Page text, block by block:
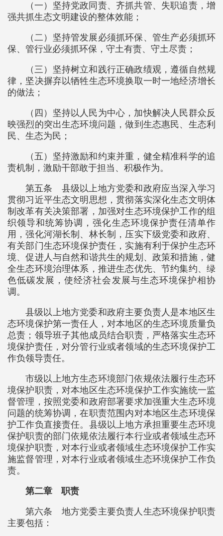
（一）坚持党政同责、齐抓共管、失职追责，增
强共抓生态文明建设的整体效能；
（二）坚持管发展必须抓环保、管生产必须抓环
保、管行业必须抓环保，守土有责、守土尽责；
（三）坚持树立和践行正确政绩观，遵循自然规
律，坚决摒弃以牺牲生态环境换取一时一地经济增长
的做法；
（四）坚持以人民为中心，加快解决人民群众反
映强烈的突出生态环境问题，做到生态惠民、生态利
民、生态为民；
（五）坚持激励和约束并重，健全精准科学的追
责机制，激励干部敢于担当、积极作为。
第五条 县级以上地方党委和政府应当深入学习
贯彻习近平生态文明思想，贯彻落实深化生态文明体
制改革有关决策部署，加强对生态环境保护工作的组
织领导和统筹协调，强化生态环境保护责任清单作
用，强化河湖长制、林长制，压实下级党委和政府、
有关部门生态环境保护责任，实施有利于保护生态环
境、促进人与自然和谐共生的规划、政策和措施，健
全生态环境治理体系，推进生态优先、节约集约、绿
色低碳发展，使经济社会发展与生态环境保护相协
调。
县级以上地方党委和政府主要负责人是本地区生
态环境保护第一责任人，对本地区的生态环境质量负
总责；领导班子其他成员结合职责，严格落实生态环
境保护责任，对分管行业或者领域的生态环境保护工
作负领导责任。
市级以上地方生态环境部门依规依法履行生态环
境保护职责，对本地区生态环境保护工作实施统一监
督管理，按照党委和政府部署要求加强重大生态环境
问题的统筹协调，在职责范围内对本地区生态环境保
护工作负直接责任。县级以上地方承担重要生态环境
保护职责的部门依规依法履行本行业或者领域生态环
境保护职责，对本行业或者领域生态环境保护工作实
施监督管理，对本行业或者领域生态环境保护工作负
责。
第二章 职责
第六条 地方党委主要负责人生态环境保护职责
主要包括：